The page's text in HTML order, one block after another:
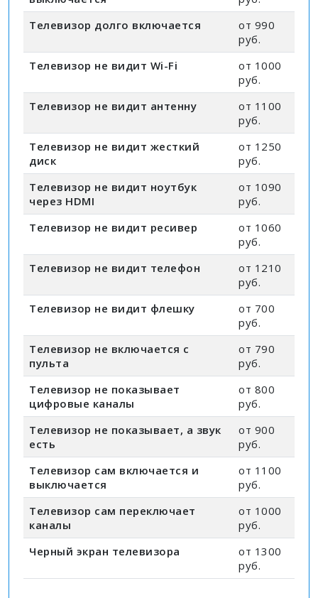
Телевизор долго включается
от 990
руб.
Телевизор не видит Wi-Fi
от 1000
руб.
Телевизор не видит антенну
от 1100
руб.
Телевизор не видит жесткий
диск
от 1250
руб.
Телевизор не видит ноутбук
через HDMI
от 1090
руб.
Телевизор не видит ресивер
от 1060
руб.
Телевизор не видит телефон
от 1210
руб.
Телевизор не видит флешку
от 700
руб.
Телевизор не включается с
пульта
от 790
руб.
Телевизор не показывает
цифровые каналы
от 800
руб.
Телевизор не показывает, а звук
есть
от 900
руб.
Телевизор сам включается и
выключается
от 1100
руб.
Телевизор сам переключает
каналы
от 1000
руб.
Черный экран телевизора
от 1300
руб.